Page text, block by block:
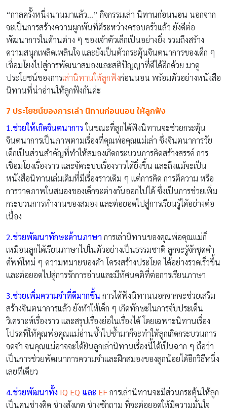
“กาลครั้งหนึ่งนานมาแล้ว…” กิจกรรมเล่า นิทานก่อนนอน นอกจาก
จะเป็นการสร้างความผูกพันที่ดีระหว่างครอบครัวแล้ว ยังดีต่อ
พัฒนาการในด้านต่าง ๆ ของเจ้าตัวเล็กเป็นอย่างยิ่ง รวมถึงสร้าง
ความสนุกเพลิดเพลินใจ และยังเป็นตัวกระตุ้นจินตนาการของเด็ก ๆ
เชื่อมโยงไปสู่การพัฒนาสมองและสติปัญญาที่ดีได้อีกด้วย มาดู
ประโยชน์ของการเล่านิทานให้ลูกฟังก่อนนอน พร้อมตัวอย่างหนังสือ
นิทานที่น่าอ่านให้ลูกฟังกันค่ะ
7 ประโยชน์ของการเล่า นิทานก่อนนอน ให้ลูกฟัง
1.ช่วยให้เกิดจินตนาการ ในขณะที่ลูกได้ฟังนิทานจะช่วยกระตุ้น
จินตนาการเป็นภาพตามเรื่องที่คุณพ่อคุณแม่เล่า ซึ่งจินตนาการวัย
เด็กเป็นส่วนสำคัญที่ทำให้สมองเกิดกระบวนการคิดสร้างสรรค์ การ
เชื่อมโยงเรื่องราว และจัดระบบเรื่องราวได้ยิ่งขึ้น และถึงแม้จะเป็น
หนังสือนิทานเล่มเดิมที่มีเรื่องราวเดิม ๆ แต่การคิด การตีความ หรือ
การวาดภาพในสมองของเด็กจะต่างกันออกไปได้ ซึ่งเป็นการช่วยเพิ่ม
กระบวนการทำงานของสมอง และต่อยอดไปสู่การเรียนรู้ได้อย่างต่อ
เนื่อง
2.ช่วยพัฒนาทักษะด้านภาษา การเล่านิทานของคุณพ่อคุณแม่ก็
เหมือนลูกได้เรียนภาษาไปในตัวอย่างเป็นธรรมชาติ ลูกจะรู้จักชุดคำ
ศัพท์ใหม่ ๆ ความหมายของคำ โครงสร้างประโยค ได้อย่างรวดเร็วขึ้น
และต่อยอดไปสู่การรักการอ่านและมีทัศนคติที่ต่อการเรียนภาษา
3.ช่วยเพิ่มความจำที่ดีมากขึ้น การได้ฟังนิทานนอกจากจะช่วยเสริม
สร้างจินตนาการแล้ว ยังทำให้เด็ก ๆ เกิดทักษะในการจับประเด็น
วิเคราะห์เรื่องราว และสรุปเรื่องย่อในเรื่องได้ โดยเฉพาะนิทานเรื่อง
โปรดที่ให้คุณพ่อคุณแม่อ่านซ้ำไปซ้ำมาก็จะทำให้ลูกเกิดกระบวนการ
จดจำ จนคุณแม่อาจจะได้ยินลูกเล่านิทานเรื่องนี้ได้เป็นฉาก ๆ ถือว่า
เป็นการช่วยพัฒนาการความจำและฝึกสมองของลูกน้อยได้อีกวิธีหนึ่ง
เลยทีเดียว
4.ช่วยพัฒนาทั้ง IQ EQ และ EFการเล่านิทานจะมีส่วนกระตุ้นให้ลูก
เป็นคนช่างคิด ช่างสังเกต ช่างซักถาม ที่จะต่อยอดให้มีความมั่นใจ